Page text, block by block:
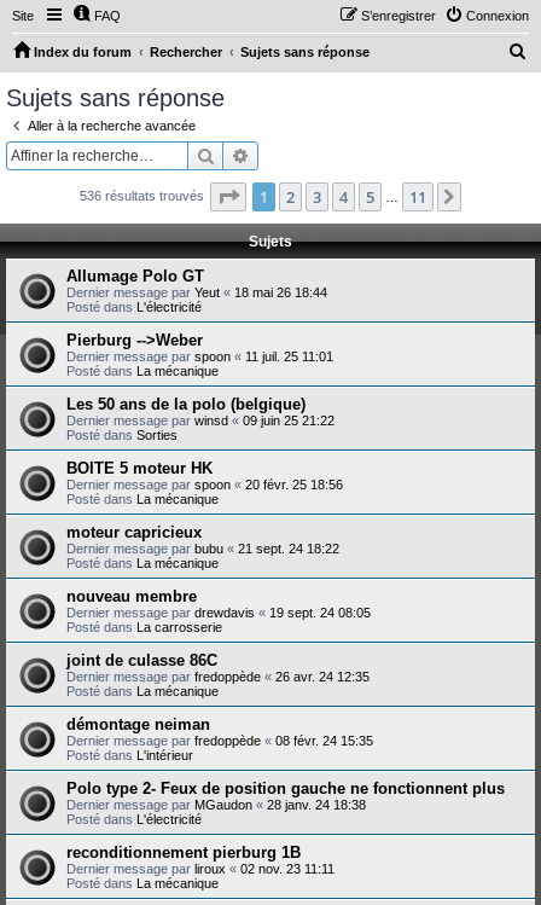
Site FAQ Connexion
S’enregistrer
Index du forum Rechercher Sujets sans réponse
c
h
Sujets sans réponse
Aller à la recherche avancée
Rechercher
536 résultats trouvés Page 1sur11
1 2 3 4 5 11
Sujets
Allumage Polo GT
Dernier message par Yeut « 18 mai 26 18:44
Posté dans L'électricité
Pierburg -->Weber
Dernier message par spoon « 11 juil. 25 11:01
Posté dans La mécanique
Les 50 ans de la polo (belgique)
Dernier message par winsd « 09 juin 25 21:22
Posté dans Sorties
BOITE 5 moteur HK
Dernier message par spoon « 20 févr. 25 18:56
Posté dans La mécanique
moteur capricieux
Dernier message par bubu « 21 sept. 24 18:22
Posté dans La mécanique
nouveau membre
Dernier message par drewdavis « 19 sept. 24 08:05
Posté dans La carrosserie
joint de culasse 86C
Dernier message par fredoppède « 26 avr. 24 12:35
Posté dans La mécanique
démontage neiman
Dernier message par fredoppède « 08 févr. 24 15:35
Posté dans L'intérieur
Polo type 2- Feux de position gauche ne fonctionnent plus
Dernier message par MGaudon « 28 janv. 24 18:38
Posté dans L'électricité
reconditionnement pierburg 1B
Dernier message par liroux « 02 nov. 23 11:11
Posté dans La mécanique